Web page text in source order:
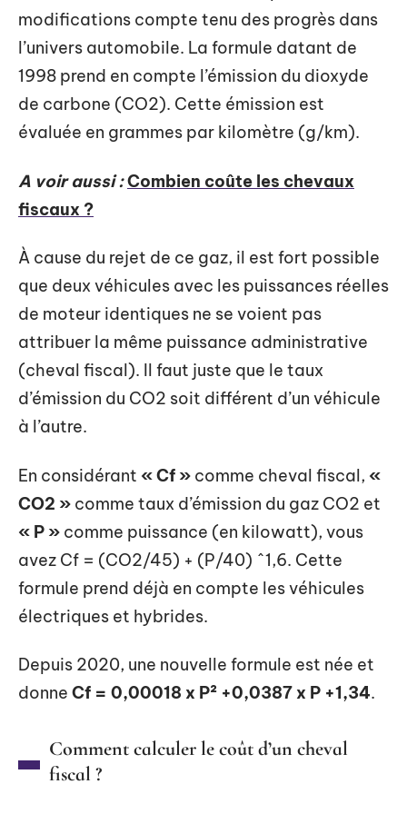
modifications compte tenu des progrès dans
l’univers automobile. La formule datant de
1998 prend en compte l’émission du dioxyde
de carbone (CO2). Cette émission est
évaluée en grammes par kilomètre (g/km).
A voir aussi :Combien coûte les chevaux
fiscaux ?
À cause du rejet de ce gaz, il est fort possible
que deux véhicules avec les puissances réelles
de moteur identiques ne se voient pas
attribuer la même puissance administrative
(cheval fiscal). Il faut juste que le taux
d’émission du CO2 soit différent d’un véhicule
à l’autre.
En considérant « Cf » comme cheval fiscal, «
CO2 » comme taux d’émission du gaz CO2 et
« P » comme puissance (en kilowatt), vous
avez Cf = (CO2/45) + (P/40) ^1,6. Cette
formule prend déjà en compte les véhicules
électriques et hybrides.
Depuis 2020, une nouvelle formule est née et
donne Cf = 0,00018 x P² +0,0387 x P +1,34.
Comment calculer le coût d’un cheval
fiscal ?